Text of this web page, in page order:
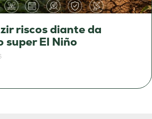
riscos diante da
super El Niño